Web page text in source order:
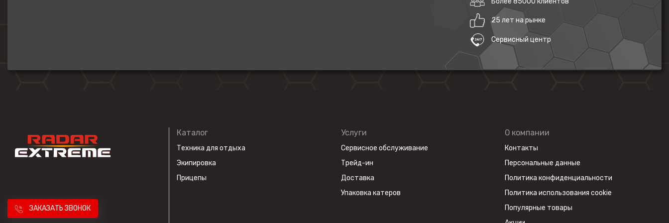
25 лет на рынке
Сервисный центр
ЗАКАЗАТЬ ЗВОНОК
Каталог
Техника для отдыха
Экипировка
Прицепы
Услуги
Сервисное обслуживание
Трейд-ин
Доставка
Упаковка катеров
О компании
Контакты
Персональные данные
Политика конфиденциальности
Политика использования cookie
Популярные товары